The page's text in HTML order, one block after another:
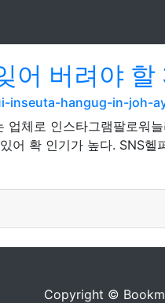
어 버려야
inseuta-hangug-in-joh-
체로 인스타그램팔로워
어 확 인기가 높다. SNS
Copyright ©